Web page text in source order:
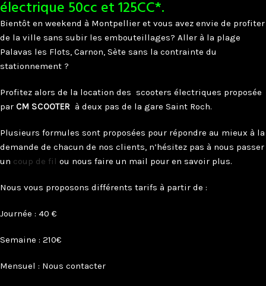
électrique 50cc et 125CC*.
Bientôt en weekend à Montpellier et vous avez envie de profiter
de la ville sans subir les embouteillages? Aller à la plage
Palavas les Flots, Carnon, Sète sans la contrainte du
stationnement ?
Profitez alors de la location des scooters électriques proposée
par CM SCOOTER à deux pas de la gare Saint Roch.
Plusieurs formules sont proposées pour répondre au mieux à la
demande de chacun de nos clients, n’hésitez pas à nous passer
un coup de fil ou nous faire un mail pour en savoir plus.
Nous vous proposons différents tarifs à partir de :
Journée : 40 €
Semaine : 210€
Mensuel : Nous contacter